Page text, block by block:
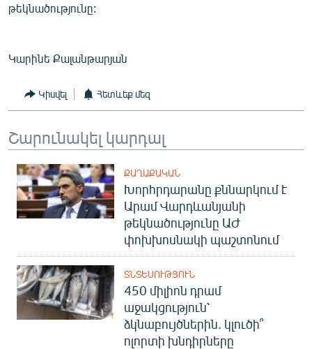
թեկնածությունը:
Կարինե Քալանթարյան
Կիսվել Հետևեք մեզ
Շարունակել կարդալ
ՔԱՂԱՔԱԿԱՆ
Խորհրդարանը քննարկում է
Արամ Վարդևանյանի
թեկնածությունը ԱԺ
փոխխոսնակի պաշտոնում
ՏՆՏԵՍՈՒԹՅՈՒՆ
450 միլիոն դրամ
աջակցություն՝
ձկնաբույծներին. կլուծի՞
ոլորտի խնդիրները